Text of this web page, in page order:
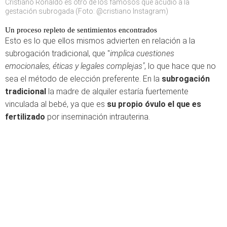
Cristiano Ronaldo es otro de los famosos que acudió a la
gestación subrogada (Foto: @cristiano Instagram)
Un proceso repleto de sentimientos encontrados
Esto es lo que ellos mismos advierten en relación a la
subrogación tradicional, que "implica cuestiones
emocionales, éticas y legales complejas", lo que hace que no
sea el método de elección preferente. En la subrogación
tradicional la madre de alquiler estaría fuertemente
vinculada al bebé, ya que es su propio óvulo el que es
fertilizado por inseminación intrauterina.